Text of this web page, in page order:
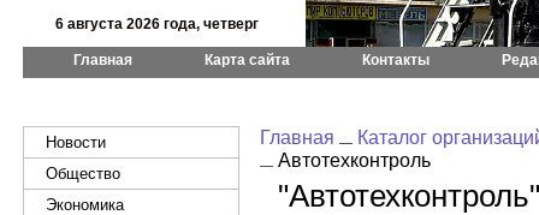
6 августа 2026 года, четверг
Главная Карта сайта Контакты
Новости
Общество
Экономика
Главная
Каталог
Автотехконтроль
"Автотехконтроль"